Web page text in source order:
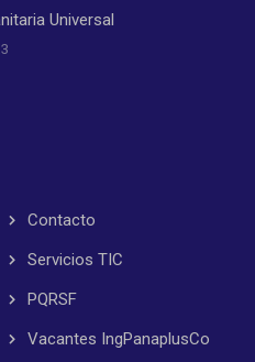
Universal
Contacto
Servicios TIC
PQRSF
Vacantes IngPanaplusCo